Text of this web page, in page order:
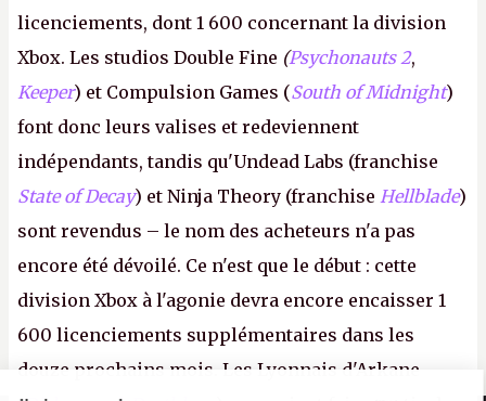
licenciements, dont 1 600 concernant la division
Xbox. Les studios Double Fine (Psychonauts 2,
Keeper) et Compulsion Games (South of Midnight)
font donc leurs valises et redeviennent
indépendants, tandis qu'Undead Labs (franchise
State of Decay) et Ninja Theory (franchise Hellblade)
sont revendus – le nom des acheteurs n'a pas
encore été dévoilé. Ce n'est que le début : cette
division Xbox à l'agonie devra encore encaisser 1
600 licenciements supplémentaires dans les
douze prochains mois. Les Lyonnais d'Arkane